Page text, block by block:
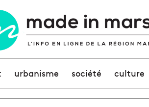
urbanisme société culture